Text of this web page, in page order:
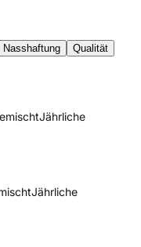
Nasshaftung
Qualität
Jährliche
Jährliche